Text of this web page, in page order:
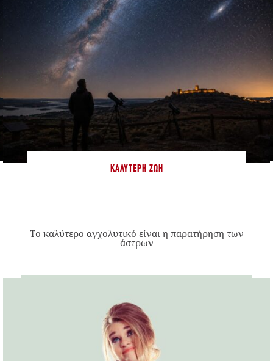
ΚΑΛΎΤΕΡΗ ΖΩΉ
Το καλύτερο αγχολυτικό είναι η παρατήρηση των
άστρων